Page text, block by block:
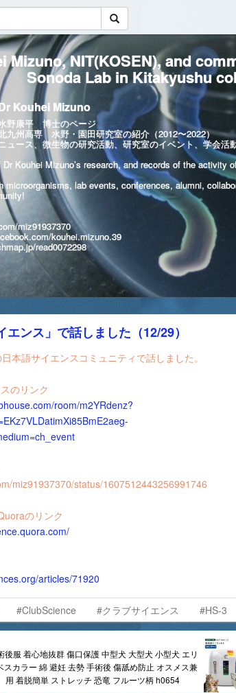
Mizuno, NIT(KOSEN), and
Sonoda Lab in Kitakyushu
Kouhei Mizuno
野康平 博士のページ
九州高専 水野・園田研究室の紹介（2012〜2022）
ュース、微生物の研究活動、研究室のイベント、学会活
Kouhei Mizuno’s research, and records of the activity
microorganisms, lab events, conferences, alumni,
miz91937370
kouhei.mizuno.39
read0072298
エンス」で話しました（12/29）
本語サイエンスコミュニティで話しました。
のリンク
room/m2YRdenz?
miz91937370/status/1607512443256991746
のリンク
articles/71920
#ClubScience #クラブサイエンス #HS-3
後服 着心地抜群 傷口保護 中型犬 大型犬 小型犬 エリ
スカラー 綿 避妊 去勢 手術後 傷舐め防止 オスメス兼
用 着脱簡単 ストレッチ 恐竜 フルーツ柄 h0654